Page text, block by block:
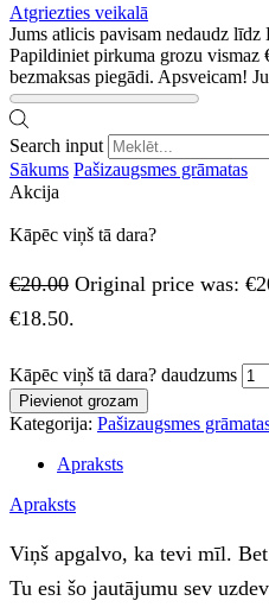
Atgriezties veikalā
Jums atlicis pavisam nedaudz
Papildiniet pirkuma grozu vismaz
bezmaksas piegādi. Apsveicam!
Search input
Sākums Pašizaugsmes grāmatas
Akcija
Kāpēc viņš tā dara?
€20.00 Original price was:
€18.50.
Kāpēc viņš tā dara? daudzums
Pievienot grozam
Kategorija: Pašizaugsmes
Apraksts
Apraksts
Viņš apgalvo, ka tevi mīl.
Tu esi šo jautājumu sev